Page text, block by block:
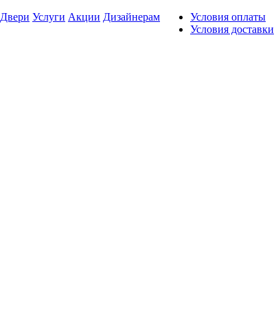
Двери Услуги Акции Дизайнерам
Условия оплаты
Условия доставки